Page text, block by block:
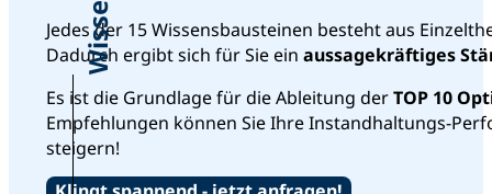
Jedes der 15 Wissensbausteinen besteht aus
Dadurch ergibt sich für Sie ein aussagekräftiges
Es ist die Grundlage für die Ableitung derTOP 10
Empfehlungen können Sie Ihre Instandhaltungs-
steigern!